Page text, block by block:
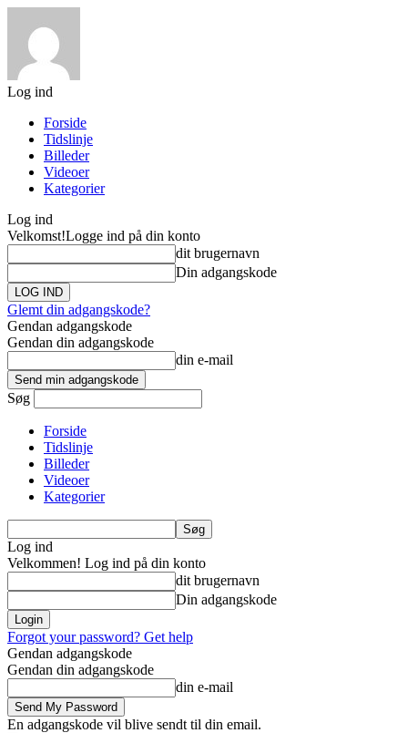
Log ind
Forside
Tidslinje
Billeder
Videoer
Kategorier
Log ind
Velkomst!Logge ind på din konto
dit brugernavn
Din adgangskode
Glemt din adgangskode?
Gendan adgangskode
Gendan din adgangskode
din e-mail
Søg
Forside
Tidslinje
Billeder
Videoer
Kategorier
Log ind
Velkommen! Log ind på din konto
dit brugernavn
Din adgangskode
Forgot your password? Get help
Gendan adgangskode
Gendan din adgangskode
din e-mail
En adgangskode vil blive sendt til din email.